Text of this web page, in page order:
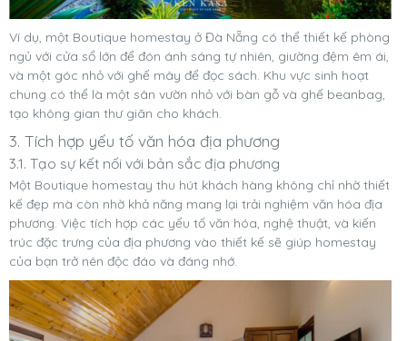
Ví dụ, một Boutique homestay ở Đà Nẵng có thể thiết kế phòng
ngủ với cửa sổ lớn để đón ánh sáng tự nhiên, giường đệm êm ái,
và một góc nhỏ với ghế mây để đọc sách. Khu vực sinh hoạt
chung có thể là một sân vườn nhỏ với bàn gỗ và ghế beanbag,
tạo không gian thư giãn cho khách.
3. Tích hợp yếu tố văn hóa địa phương
3.1. Tạo sự kết nối với bản sắc địa phương
Một Boutique homestay thu hút khách hàng không chỉ nhờ thiết
kế đẹp mà còn nhờ khả năng mang lại trải nghiệm văn hóa địa
phương. Việc tích hợp các yếu tố văn hóa, nghệ thuật, và kiến
trúc đặc trưng của địa phương vào thiết kế sẽ giúp homestay
của bạn trở nên độc đáo và đáng nhớ.